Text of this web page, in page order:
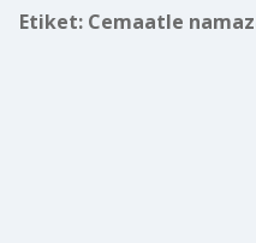
Etiket: Cemaatle